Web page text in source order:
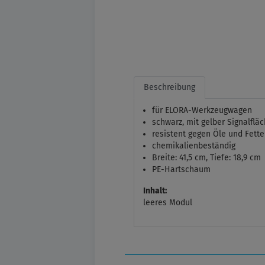
Beschreibung
für ELORA-Werkzeugwagen
schwarz, mit gelber
resistent gegen Öle und Fette
chemikalienbeständig
Breite: 41,5 cm, Tiefe: 18,9 cm
PE-Hartschaum
Inhalt:
leeres Modul